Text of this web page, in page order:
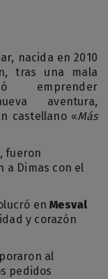
nacida en 2010
tras una mala
emprender
aventura,
castellano«Más
fueron
a Dimas con el
enMesval
y corazón
al
pedidos